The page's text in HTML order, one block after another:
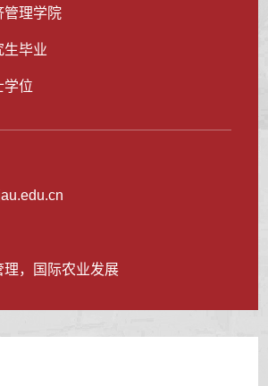
管理学院
生毕业
学位
，国际农业发展